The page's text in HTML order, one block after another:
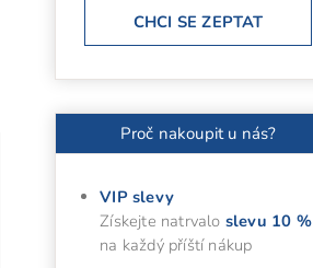
CHCI SE ZEPTAT
Proč nakoupit u nás?
VIP slevy
Získejte natrvalo slevu 10 %
na každý příští nákup